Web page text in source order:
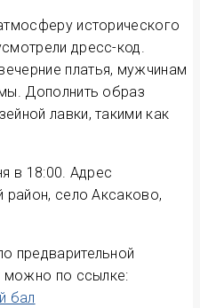
исторического
дресс-код.
платья, мужчинам
Дополнить образ
лавки, такими как
в 18:00. Адрес
район, село Аксаково,
предварительной
можно по ссылке:
бал